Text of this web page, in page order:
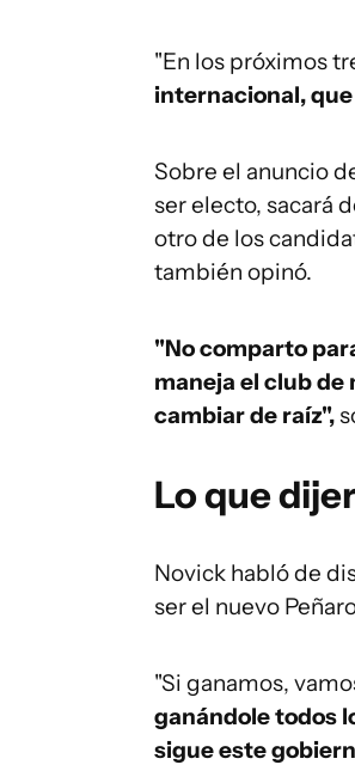
"En los próximos
internacional,
Sobre el anuncio
ser electo, sacará
otro de los
también opinó.
"No comparto
maneja el club de
cambiar de raíz",
Lo que
Novick habló de
ser el nuevo
"Si ganamos,
ganándole todos
sigue este